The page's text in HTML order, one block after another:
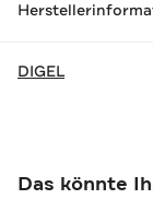
DIGEL
Das könnte